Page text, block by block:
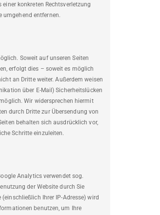
konkreten Rechtsverletzung
umgehend entfernen.
Soweit auf unseren Seiten
erfolgt dies – soweit es möglich
an Dritte weiter. Außerdem weisen
über E-Mail) Sicherheitslücken
Wir widersprechen hiermit
durch Dritte zur Übersendung von
behalten sich ausdrücklich vor,
Schritte einzuleiten.
Analytics verwendet sog.
der Website durch Sie
Ihrer IP-Adresse) wird
benutzen, um Ihre